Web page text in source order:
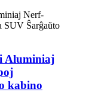
Aluminiaj
kabino